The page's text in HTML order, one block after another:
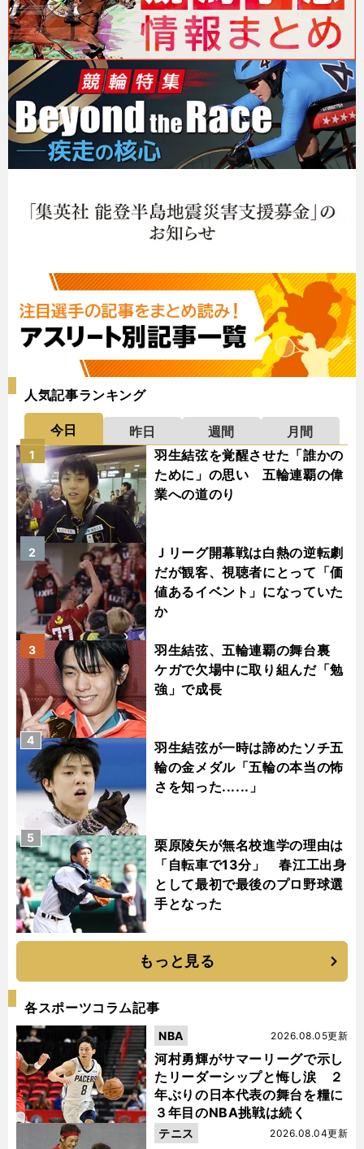
人気記事ランキング
今日 昨日 週間
月間
羽生結弦を覚醒させた「誰かの
ために」の思い 五輪連覇の偉
業への道のり
1
Ｊリーグ開幕戦は白熱の逆転劇
だが観客、視聴者にとって「価
値あるイベント」になっていた
か
2
羽生結弦、五輪連覇の舞台裏
ケガで欠場中に取り組んだ「勉
強」で成長
3
羽生結弦が一時は諦めたソチ五
輪の金メダル「五輪の本当の怖
さを知った......」
4
栗原陵矢が無名校進学の理由は
「自転車で13分」 春江工出身
として最初で最後のプロ野球選
手となった
5
もっと見る
各スポーツコラム記事
河村勇輝がサマーリーグで示し
たリーダーシップと悔し涙 ２
年ぶりの日本代表の舞台を糧に
３年目のNBA挑戦は続く
2026.08.05更新
NBA
2026.08.04更新
テニス